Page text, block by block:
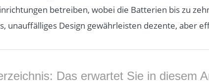
betreiben, wobei die Batterien bis zu
unauffälliges Design gewährleisten dezente, aber
Das erwartet Sie in diesem